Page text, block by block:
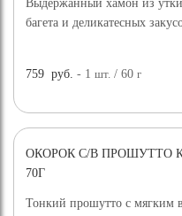
Выдержанный хамон из
багета и деликатесных
759 руб. - 1шт. / 60г
ОКОРОК С/В ПРОШУТТО
70Г
Тонкий прошутто с мягким